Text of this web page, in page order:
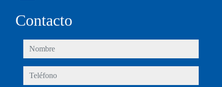
Contacto
nombre
teléfono